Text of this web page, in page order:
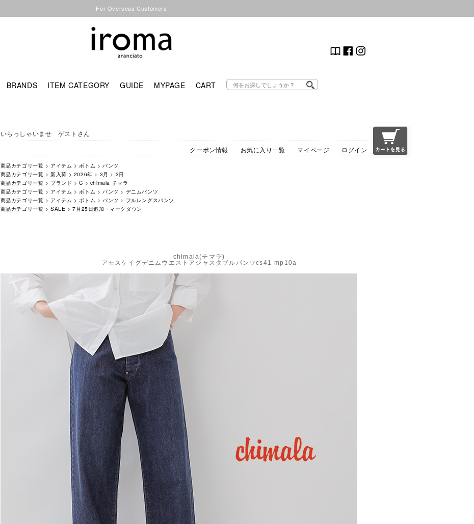
For Overseas Customers
BRANDS ITEM CATEGORY GUIDE MYPAGE CART
いらっしゃいませ ゲストさん
クーポン情報
お気に入り一覧 マイページ ログイン
商品カテゴリ一覧 > アイテム >ボトム > パンツ
商品カテゴリ一覧 >新入荷 > 2026年 > 3月 > 3日
商品カテゴリ一覧 > ブランド >C > chimala チマラ
商品カテゴリ一覧 > アイテム >ボトム > パンツ > デニムパンツ
商品カテゴリ一覧 > アイテム >ボトム > パンツ > フルレングスパンツ
商品カテゴリ一覧 >SALE >7月25日追加・マークダウン
chimala(チマラ)
アモスケイグデニムウエストアジャスタブルパンツcs41-mp10a